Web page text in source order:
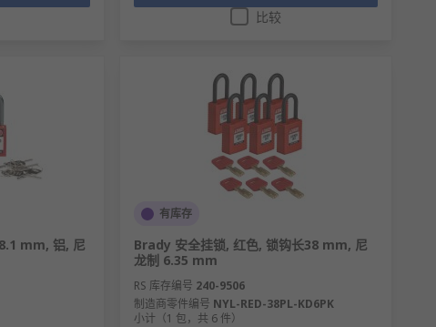
比较
mm, 铝, 尼
有库存
Brady 安全挂锁, 红色, 锁钩长38 mm, 尼
龙制 6.35 mm
RS 库存编号 240-9506
制造商零件编号 NYL-RED-38PL-KD6PK
小计（1 包，共 6 件）